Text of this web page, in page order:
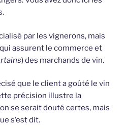
par les vignerons, mais
assurent le commerce et
) des marchands de vin.
que le client a goûté le vin
précision illustre la
se serait douté certes, mais
s’est dit.